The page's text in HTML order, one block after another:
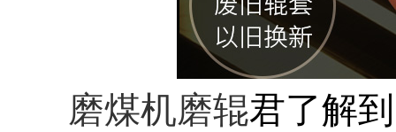
磨煤机磨辊君了解